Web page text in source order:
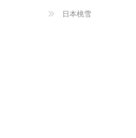
日本桃雪